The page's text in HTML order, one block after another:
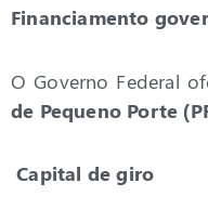
Financiamento
O Governo Federal
de Pequeno Porte
Capital de giro